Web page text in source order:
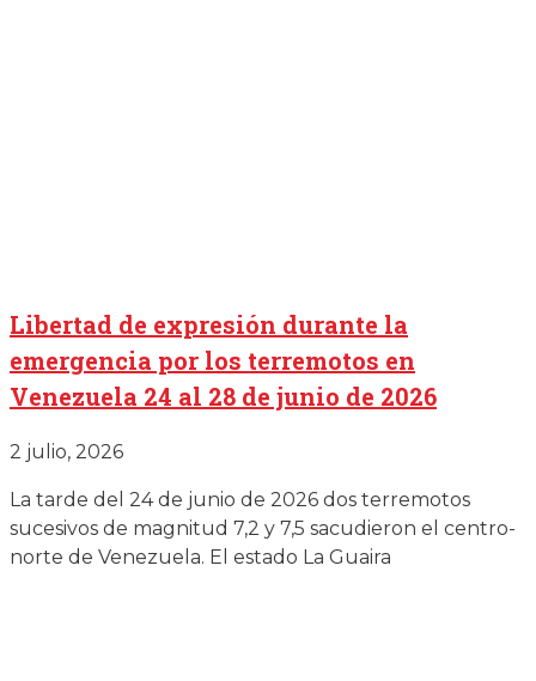
Libertad de expresión durante la
emergencia por los terremotos en
Venezuela 24 al 28 de junio de 2026
2 julio, 2026
La tarde del 24 de junio de 2026 dos terremotos
sucesivos de magnitud 7,2 y 7,5 sacudieron el centro-
norte de Venezuela. El estado La Guaira